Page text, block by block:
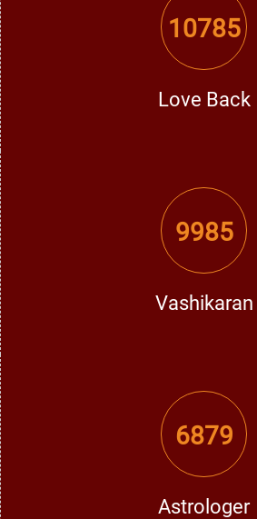
10785
Love Back
9985
Vashikaran
6879
Astrologer